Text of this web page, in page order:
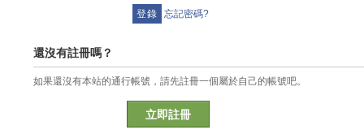
忘記密碼?
還沒有註冊嗎？
如果還沒有本站的通行帳號，請先註冊一個屬於自己的帳號吧。
立即註冊